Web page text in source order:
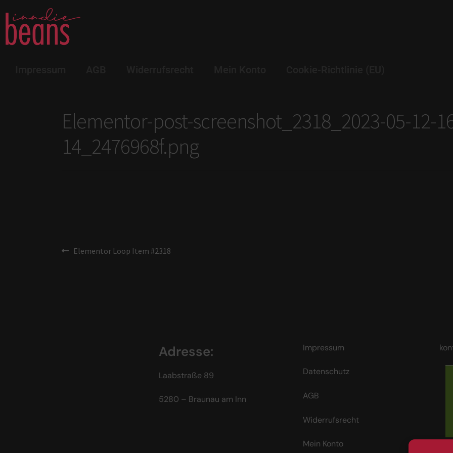
Elementor-post-screenshot_2318_2023-05-12-
14_2476968f.png
Elementor Loop Item #2318
Adresse:
Laabstraße 89
5280 – Braunau am Inn
Impressum
Datenschutz
AGB
Widerrufsrecht
Mein Konto